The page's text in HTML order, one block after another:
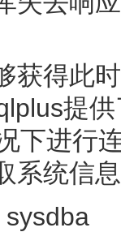
获得此
提
下进行
系统信